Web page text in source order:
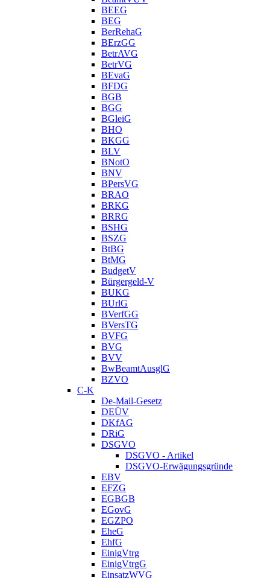
BEEG
BEG
BerRehaG
BErzGG
BetrAVG
BetrVG
BEvaG
BFDG
BGB
BGG
BGleiG
BHO
BKGG
BLV
BNotO
BNV
BPersVG
BRAO
BRKG
BRRG
BSHG
BSZG
BtBG
BtMG
BudgetV
Bürgergeld-V
BUKG
BUrlG
BVerfGG
BVersTG
BVFG
BVG
BVV
BwBeamtAusglG
BZVO
C-K
De-Mail-Gesetz
DEÜV
DKfAG
DRiG
DSGVO
DSGVO - Artikel
DSGVO-Erwägungsgründe
EBV
EFZG
EGBGB
EGovG
EGZPO
EheG
EhfG
EinigVtrg
EinigVtrgG
EinsatzWVG